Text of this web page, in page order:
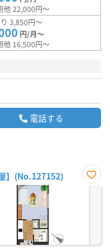
他 22,000円～
3,850円～
円/月～
他 16,500円～
電話する
】(No.127152)
お気